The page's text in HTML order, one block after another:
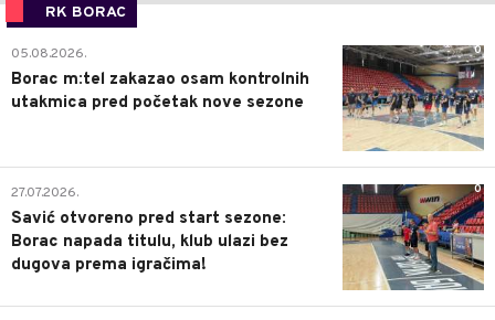
RK BORAC
0
05.08.2026.
Borac m:tel zakazao osam kontrolnih
utakmica pred početak nove sezone
0
27.07.2026.
Savić otvoreno pred start sezone:
Borac napada titulu, klub ulazi bez
dugova prema igračima!